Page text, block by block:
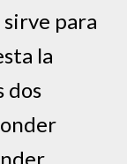
para
la
dos